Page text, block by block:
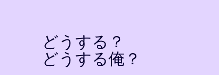
どうする？
どうする俺？